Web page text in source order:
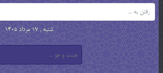
شنبه , 17 مرداد 1405